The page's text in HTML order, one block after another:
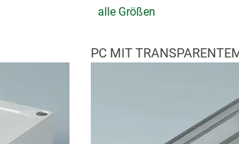
alle Größen
PC MIT